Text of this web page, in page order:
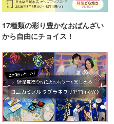
17種類の彩り豊かなおばんざい
から自由にチョイス！